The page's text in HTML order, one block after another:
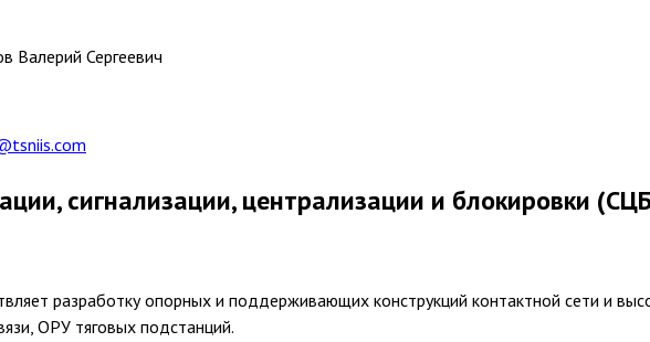
Валерий Сергеевич
сигнализации, централизации и блокировки
разработку опорных и поддерживающих конструкций контактной сети и
ОРУ тяговых подстанций.